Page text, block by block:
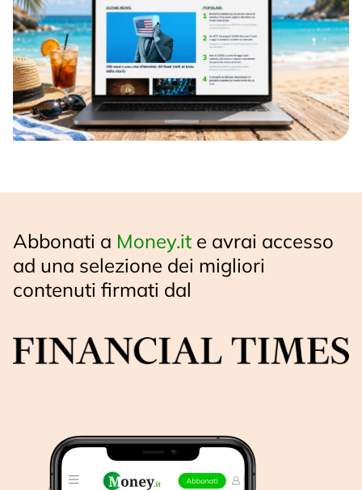
Abbonati a Money.it e avrai accesso
ad una selezione dei migliori
contenuti firmati dal